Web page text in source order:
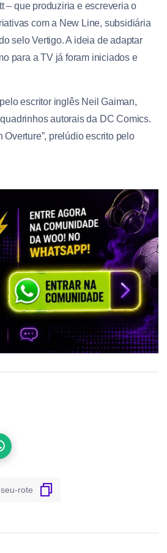
– que produziria e escreveria o
com a New Line, subsidiária
selo Vertigo. A ideia de adaptar
para a TV já foram iniciados e
escritor inglês Neil Gaiman,
autorais da DC Comics.
prelúdio escrito pelo